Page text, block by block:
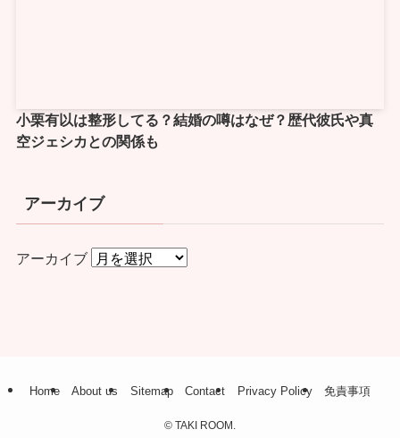
小栗有以は整形してる？結婚の噂はなぜ？歴代彼氏や真
空ジェシカとの関係も
アーカイブ
アーカイブ
Home About us Sitemap Contact Privacy Policy 免責事項
© TAKI ROOM.